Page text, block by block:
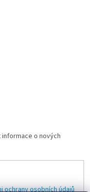
o nových
ochrany osobních údajů